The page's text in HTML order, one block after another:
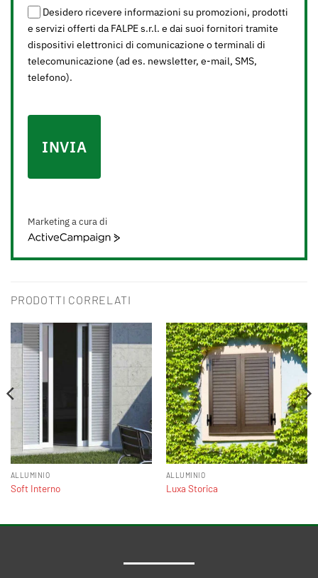
Desidero ricevere informazioni su promozioni, prodotti
e servizi offerti da FALPE s.r.l. e dai suoi fornitori tramite
dispositivi elettronici di comunicazione o terminali di
telecomunicazione (ad es. newsletter, e-mail, SMS,
telefono).
INVIA
Marketing a cura di
ActiveCampaign
PRODOTTI CORRELATI
ALLUMINIO
Soft Interno
ALLUMINIO
Luxa Storica